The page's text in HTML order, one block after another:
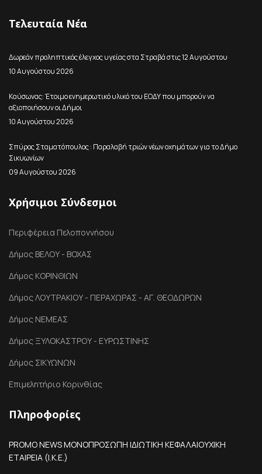
Τελευταία Νέα
Δωρεάν προληπτικός έλεγχος υγείας στα Στραβά στις 12 Αυγούστου
10 Αυγούστου 2026
Καύσωνας: Έτοιμο ενημερωτικό υλικό του ΕΟΔΥ που μπορούν να
αξιοποιήσουν οι Δήμοι
10 Αυγούστου 2026
Σπύρος Σταματόπουλος : Παραλαβή τριών νέων οχημάτων για το Δήμο
Σικυωνίων
09 Αυγούστου 2026
Χρήσιμοι Σύνδεσμοι
Περιφέρεια Πελοποννήσου
Δήμος ΒΕΛΟΥ - ΒΟΧΑΣ
Δήμος ΚΟΡΙΝΘΙΩΝ
Δήμος ΛΟΥΤΡΑΚΙΟΥ - ΠΕΡΑΧΩΡΑΣ - ΑΓ. ΘΕΟΔΩΡΩΝ
Δήμος ΝΕΜΕΑΣ
Δήμος ΞΥΛΟΚΑΣΤΡΟΥ - ΕΥΡΩΣΤΙΝΗΣ
Δήμος ΣΙΚΥΩΝΩΝ
Επιμελητήριο Κορινθίας
Πληροφορίες
PROMO NEWS ΜΟΝΟΠΡΟΣΩΠΗ ΙΔΙΩΤΙΚΗ ΚΕΦΑΛΑΙΟΥΧΙΚΗ
ΕΤΑΙΡΕΙΑ (Ι.Κ.Ε.)